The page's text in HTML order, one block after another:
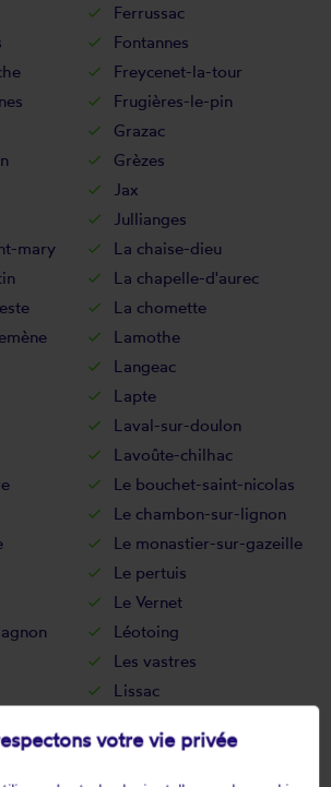
Ferrussac
Fontannes
Freycenet-la-tour
Frugières-le-pin
Grazac
Grèzes
Jax
Jullianges
mary
La chaise-dieu
La chapelle-d'aurec
La chomette
Lamothe
Langeac
Lapte
Laval-sur-doulon
Lavoûte-chilhac
Le bouchet-saint-nicolas
Le chambon-sur-lignon
Le monastier-sur-gazeille
Le pertuis
Le Vernet
Léotoing
Les vastres
Lissac
Malrevers
Malvières
votre vie privée